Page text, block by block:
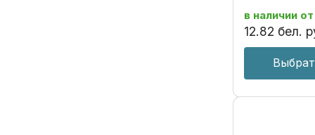
декоративной
в наличии от
12.82 бел.